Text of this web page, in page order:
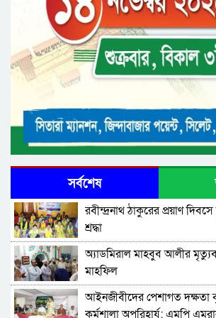
সর্বশেষ
রবীন্দ্রনাথ ঠাকুরের প্রয়াণ
শ্রদ্ধা
অ্যাডমিরাল মাহবুব আলীর
মাহফিল
‎আইনজীবীদের পেশাগত দক্ষতা
কর্মশালা অপরিহার্য: এমপি